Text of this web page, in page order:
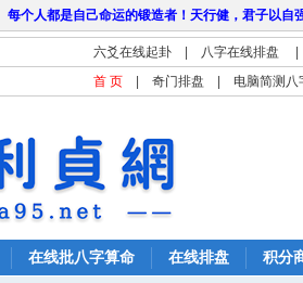
每个人都是自己命运的锻造者！天行健，君子以自
六爻在线起卦 八字在线排盘
首 页
奇门排盘 电脑简测八
在线批八字算命 在线排盘 积分